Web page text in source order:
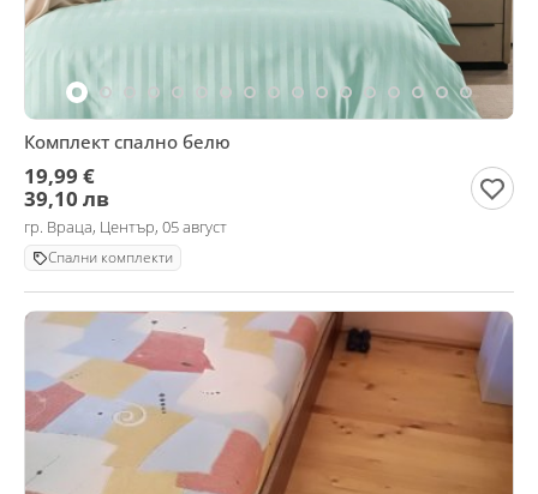
Комплект спално белю
19,99 €
39,10 лв
гр. Враца, Център, 05 август
Спални комплекти